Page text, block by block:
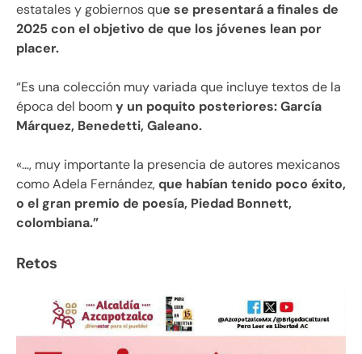
estatales y gobiernos que se presentará a finales de
2025 con el objetivo de que los jóvenes lean por
placer.
“Es una colección muy variada que incluye textos de la
época del boomy un poquito posteriores: García
Márquez, Benedetti, Galeano.
«…, muy importante la presencia de autores mexicanos
como Adela Fernández,que habían tenido poco éxito,
o el gran premio de poesía, Piedad Bonnett,
colombiana.”
Retos